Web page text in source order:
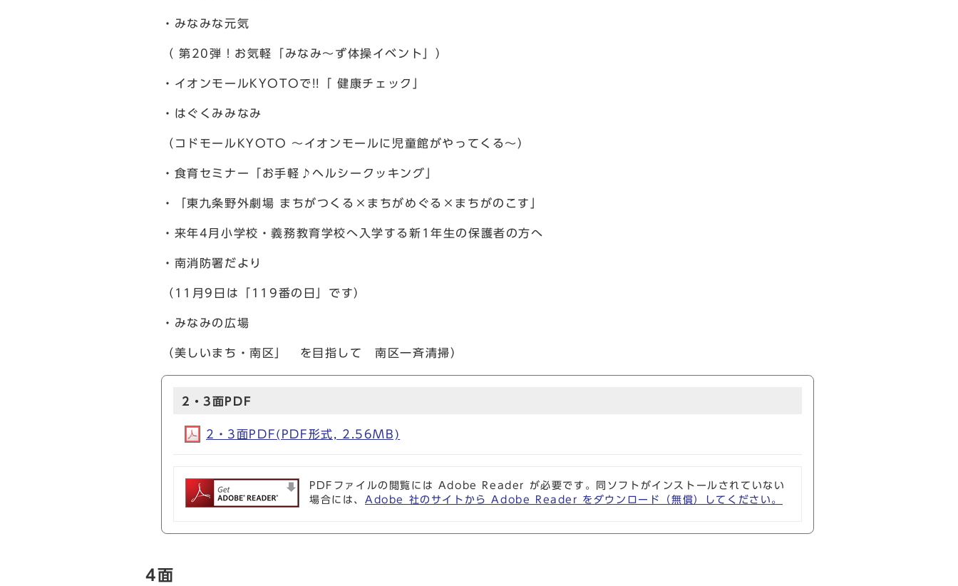
・みなみな元気
（ 第20弾！お気軽「みなみ～ず体操イベント」）
・イオンモールKYOTOで!!「 健康チェック」
・はぐくみみなみ
（コドモールKYOTO 〜イオンモールに児童館がやってくる〜）
・食育セミナー「お手軽♪ヘルシークッキング」
・「東九条野外劇場 まちがつくる×まちがめぐる×まちがのこす」
・来年4月小学校・義務教育学校へ入学する新1年生の保護者の方へ
・南消防署だより
（11月9日は「119番の日」です）
・みなみの広場
（美しいまち・南区」 を目指して 南区一斉清掃）
2・3面PDF
2・3面PDF(PDF形式, 2.56MB)
PDFファイルの閲覧には Adobe Reader が必要です。同ソフトがインストールされていない
場合には、 Adobe 社のサイトから Adobe Reader をダウンロード（無償）してください。
4面